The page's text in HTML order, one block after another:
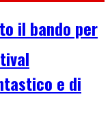
il bando per
e di